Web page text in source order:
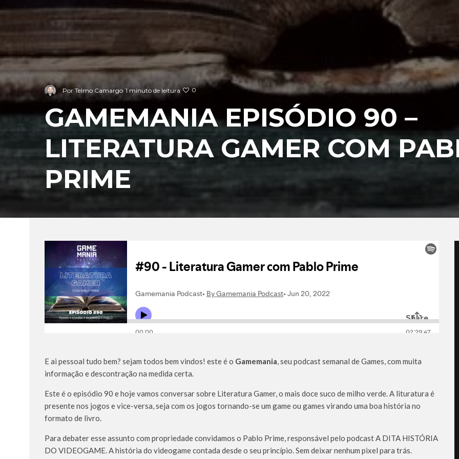
Por Telmo Camargo 1 minuto de leitura 0
GAMEMANIA EPISÓDIO 90 –
LITERATURA GAMER COM
PRIME
E ai pessoal tudo bem? sejam todos bem vindos! este é o Gamemania, seu podcast semanal de Games, com muita
informação e descontração na medida certa.
Este é o episódio 90 e hoje vamos conversar sobre Literatura Gamer, o mais doce suco de milho verde. A lituratura é
presente nos jogos e vice-versa, seja com os jogos tornando-se um game ou games virando uma boa história no
formato de livro.
Para debater esse assunto com propriedade convidamos o Pablo Prime, responsável pelo podcast A DITA HISTÓRIA
DO VIDEOGAME. A história do videogame contada desde o seu princípio. Sem deixar nenhum pixel para trás.